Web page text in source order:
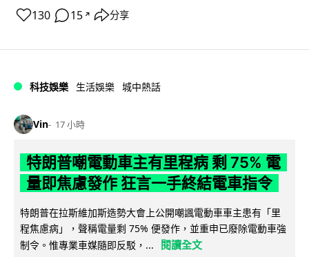
130 15 ↗ 分享
科技娛樂 生活娛樂 城中熱話
Vin 17 小時
特朗普嘲電動車主有里程病 剩 75% 電
量即焦慮發作 狂言一手終結電車指令
特朗普在拉斯維加斯造勢大會上公開嘲諷電動車車主患有「里
程焦慮病」，聲稱電量剩 75% 便發作，並重申已廢除電動車強
制令。惟專業車媒隨即反駁，...
閱讀全文